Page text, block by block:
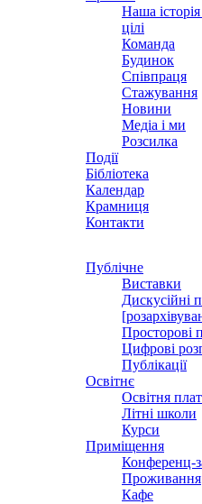
Наша історія
цілі
Команда
Будинок
Співпраця
Стажування
Новини
Медіа і ми
Розсилка
Події
Бібліотека
Календар
Крамниця
Контакти
Публічне
Виставки
Дискусійні
Просторові
Цифрові
Публікації
Освітнє
Освітня
Літні школи
Курси
Приміщення
Конференц-
Проживання
Кафе